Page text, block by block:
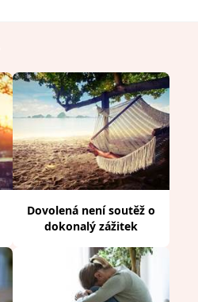
Dovolená není soutěž o
dokonalý zážitek